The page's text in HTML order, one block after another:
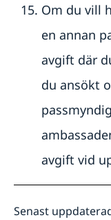
Om du vill
en annan
avgift där
du ansökt
avgift vid
Senast